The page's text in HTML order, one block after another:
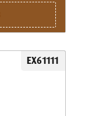
EX61111